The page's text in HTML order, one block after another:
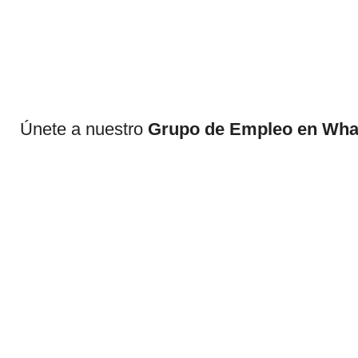
Únete a nuestro Grupo de Empleo en